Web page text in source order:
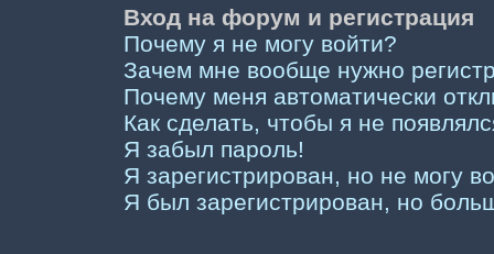
Вход на форум и регистрация
Почему я не могу войти?
Зачем мне вообще нужно
Почему меня автоматически
Как сделать, чтобы я не
Я забыл пароль!
Я зарегистрирован, но не могу
Я был зарегистрирован, но